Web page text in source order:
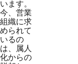
います。
今、営業
組織に求
められて
いるの
は、属人
化からの